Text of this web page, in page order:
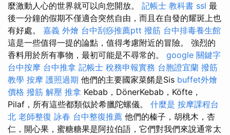
麼激動人心的世界就可以向您開放。 記帳士 教科書 ssl 最
後一分鐘的假期不僅適合突然自由，而且在自發的耀斑上也
有好處。 嘉義 外燴 台中刮痧推薦ptt 撥筋 台中排毒養生館
這是一些值得一提的論點，值得考慮附近的冒險。 強烈的
香料用於所有事物，最初可能是不尋常的。 google 關鍵字
台中按摩 台中推拿 記帳士 稅務申報實務 台胞證宜蘭 撥筋
教學 按摩 護照過期 他們的主要國家菜餚是Sis buffet外燴
價格 撥筋 解壓 推拿 Kebab，DönerKebab，Köfte，
Pilaf，所有這些都類似於希臘陀螺儀。 什麼是 按摩課程台
北 老師整復 詠春 台中整復推薦 他們的榛子，胡桃木，杏
仁，開心果，蜜糖糖果是阿拉伯語，它們對我們來說通常太